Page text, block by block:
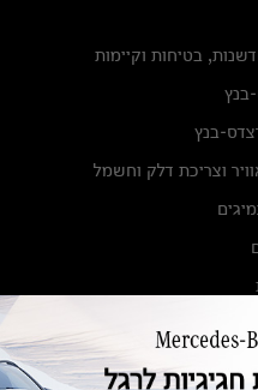
בטיחות וקיימות
בנץ
בנץ
וצריכת דלק וחשמל
לרכבי מרצדס בהסדר פשרה בתצ 56447-02-19